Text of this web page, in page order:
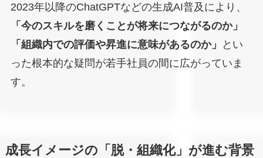
2023年以降のChatGPTなどの生成AI普及により、
「今のスキルを磨くことが将来につながるのか」
「組織内での評価や昇進に意味があるのか」
とい
った根本的な疑問が若手社員の間に広がっていま
す。
成長イメージの「脱・組織化」が進む背景